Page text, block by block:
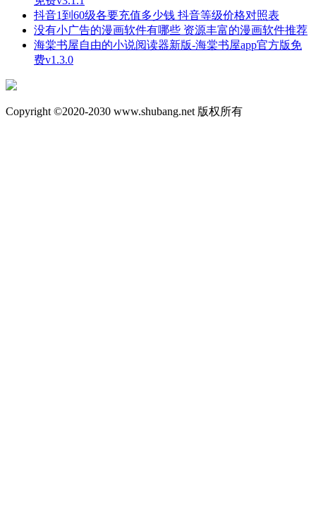
抖音1到60级各要充值多少钱 抖音等级价格对照表
没有小广告的漫画软件有哪些 资源丰富的漫画软件推荐
海棠书屋自由的小说阅读器新版-海棠书屋app官方版免
费v1.3.0
Copyright ©2020-2030 www.shubang.net 版权所有